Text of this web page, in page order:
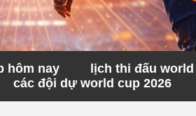
hôm nay lịch thi đấu
các đội dự world cup 2026